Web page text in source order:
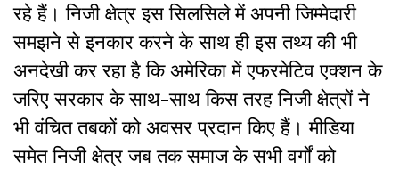
रहे हैं। निजी क्षेत्र इस सिलसिले में अपनी जिम्मेदारी
समझने से इनकार करने के साथ ही इस तथ्य की भी
अनदेखी कर रहा है कि अमेरिका में एफरमेटिव एक्शन के
जरिए सरकार के साथ-साथ किस तरह निजी क्षेत्रों ने
भी वंचित तबकों को अवसर प्रदान किए हैं। मीडिया
समेत निजी क्षेत्र जब तक समाज के सभी वर्गों को